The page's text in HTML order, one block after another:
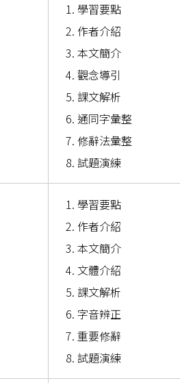
學習要點
作者介紹
本文簡介
觀念導引
課文解析
通同字彙整
修辭法彙整
試題演練
學習要點
作者介紹
本文簡介
文體介紹
課文解析
字音辨正
重要修辭
試題演練